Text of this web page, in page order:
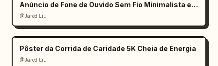
Anúncio de Fone de Ouvido Sem Fio Minimalista e Elegante
@Jared Liu
Pôster da Corrida de Caridade 5K Cheia de Energia
@Jared Liu